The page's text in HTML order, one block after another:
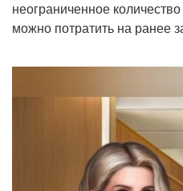
неограниченное
можно потратить на ранее